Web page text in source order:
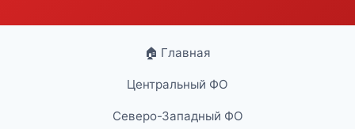
🏠 Главная
Центральный ФО
Северо-Западный ФО